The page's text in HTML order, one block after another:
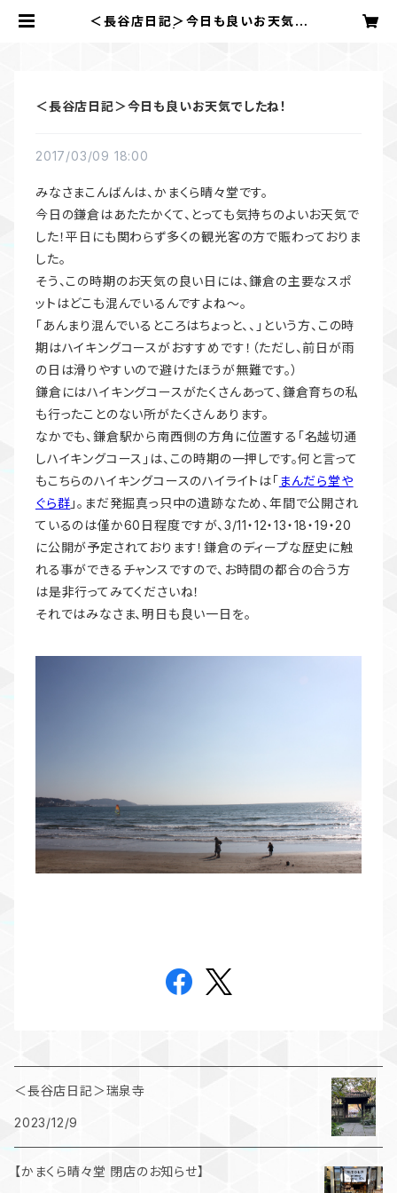
＜長谷店日記＞今日も良いお天気で
＜長谷店日記＞今日も良いお天気でしたね！
2017/03/09 18:00
みなさまこんばんは、かまくら晴々堂です。
今日の鎌倉はあたたかくて、とっても気持ちのよいお天気で
した！平日にも関わらず多くの観光客の方で賑わっておりま
した。
そう、この時期のお天気の良い日には、鎌倉の主要なスポ
ットはどこも混んでいるんですよね〜。
「あんまり混んでいるところはちょっと、、」という方、この時
期はハイキングコースがおすすめです！（ただし、前日が雨
の日は滑りやすいので避けたほうが無難です。）
鎌倉にはハイキングコースがたくさんあって、鎌倉育ちの私
も行ったことのない所がたくさんあります。
なかでも、鎌倉駅から南西側の方角に位置する「名越切通
しハイキングコース」は、この時期の一押しです。何と言って
もこちらのハイキングコースのハイライトは「まんだら堂や
ぐら群 」。まだ発掘真っ只中の遺跡なため、年間で公開され
ているのは僅か60日程度ですが、3/11・12・13・18・19・20
に公開が予定されております！鎌倉のディープな歴史に触
れる事ができるチャンスですので、お時間の都合の合う方
は是非行ってみてくださいね！
それではみなさま、明日も良い一日を。
＜長谷店日記＞瑞泉寺
2023/12/9
【かまくら晴々堂 閉店のお知らせ】